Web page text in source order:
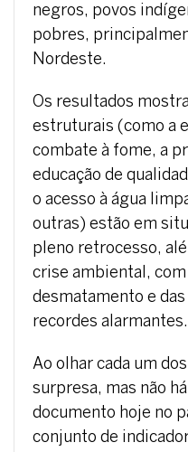
negros, povos
pobres,
Nordeste.
Os resultados
estruturais (como a
combate à fome, a
educação de
o acesso à água
outras) estão em
pleno retrocesso,
crise ambiental,
desmatamento e
recordes alarmantes.
Ao olhar cada um
surpresa, mas não
documento hoje no
conjunto de